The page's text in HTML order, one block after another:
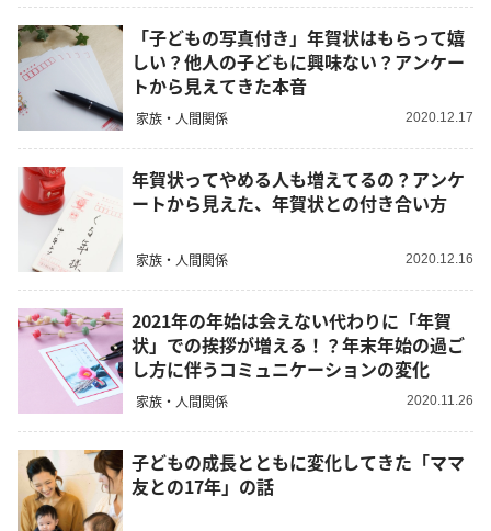
「子どもの写真付き」年賀状はもらって嬉
しい？他人の子どもに興味ない？アンケー
トから見えてきた本音
家族・人間関係 2020.12.17
年賀状ってやめる人も増えてるの？アンケ
ートから見えた、年賀状との付き合い方
家族・人間関係 2020.12.16
2021年の年始は会えない代わりに「年賀
状」での挨拶が増える！？年末年始の過ご
し方に伴うコミュニケーションの変化
家族・人間関係 2020.11.26
子どもの成長とともに変化してきた「ママ
友との17年」の話